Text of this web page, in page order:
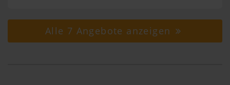
Alle 7 Angebote anzeigen